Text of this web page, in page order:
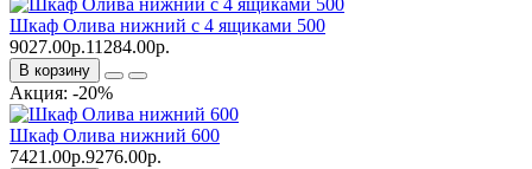
Шкаф Олива нижний с 4 ящиками 500
9027.00р.11284.00р.
В корзину
Акция: -20%
Шкаф Олива нижний 600
7421.00р.9276.00р.